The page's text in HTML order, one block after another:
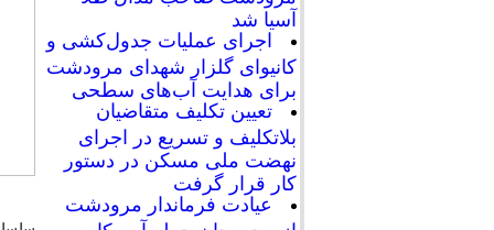
آسیا شد
اجرای عملیات جدول‌کشی و
کانیوای گلزار شهدای مرودشت
برای هدایت آب‌های سطحی
تعیین تکلیف متقاضیان
بلاتکلیف و تسریع در اجرای
نهضت ملی مسکن در دستور
کار قرار گرفت
عیادت فرماندار مرودشت